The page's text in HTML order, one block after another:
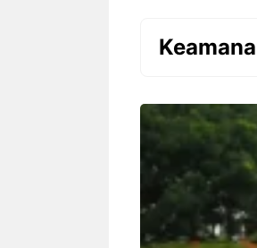
Siapa sangka, dua nama besar di